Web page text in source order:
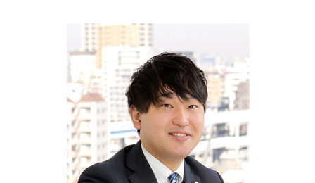
刑事事件 流れ
刑事事件 冤罪 弁護士
刑事事件 示談
刑事事件 不起訴 民事
債務整理 大田区
刑事 大田区
顧問 川崎市
契約書サポート 川崎市
動物病院向け各種サービス 大田区
法人破産 大田区